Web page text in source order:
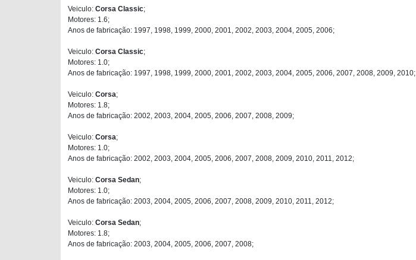
Veiculo: Corsa Classic;
Motores: 1.6;
Anos de fabricação: 1997, 1998, 1999, 2000, 2001, 2002, 2003, 2004, 2005, 2006;
Veiculo: Corsa Classic;
Motores: 1.0;
Anos de fabricação: 1997, 1998, 1999, 2000, 2001, 2002, 2003, 2004, 2005, 2006, 2007, 2008, 2009, 2010;
Veiculo: Corsa;
Motores: 1.8;
Anos de fabricação: 2002, 2003, 2004, 2005, 2006, 2007, 2008, 2009;
Veiculo: Corsa;
Motores: 1.0;
Anos de fabricação: 2002, 2003, 2004, 2005, 2006, 2007, 2008, 2009, 2010, 2011, 2012;
Veiculo: Corsa Sedan;
Motores: 1.0;
Anos de fabricação: 2003, 2004, 2005, 2006, 2007, 2008, 2009, 2010, 2011, 2012;
Veiculo: Corsa Sedan;
Motores: 1.8;
Anos de fabricação: 2003, 2004, 2005, 2006, 2007, 2008;